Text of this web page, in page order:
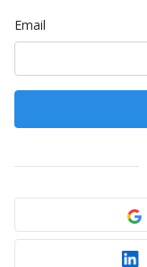
Email